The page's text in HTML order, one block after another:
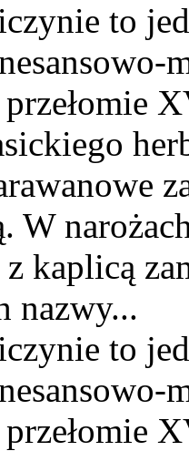
to
przełomie
W
kaplicą
nazwy...
to
przełomie